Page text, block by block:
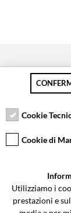
Pagamento
Via Galileo
0362-
Cookie
Cookie di
Utilizziamo i
prestazioni e